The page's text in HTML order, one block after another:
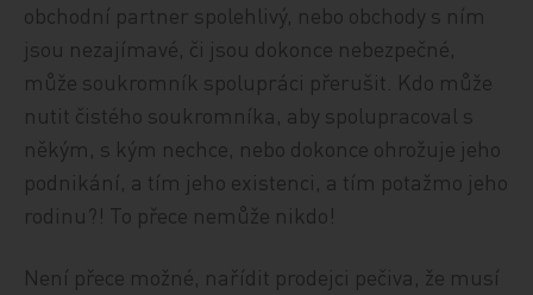
obchodní partner spolehlivý, nebo obchody s ním
jsou nezajímavé, či jsou dokonce nebezpečné,
může soukromník spolupráci přerušit. Kdo může
nutit čistého soukromníka, aby spolupracoval s
někým, s kým nechce, nebo dokonce ohrožuje jeho
podnikání, a tím jeho existenci, a tím potažmo jeho
rodinu?! To přece nemůže nikdo!
Není přece možné, nařídit prodejci pečiva, že musí